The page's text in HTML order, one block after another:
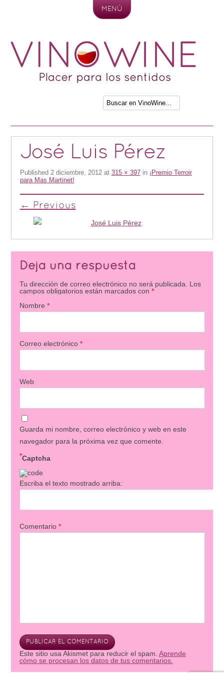
MENÚ
José Luis Pérez
Published 2 diciembre, 2012at 315 × 397in ¡Premio Terroir
para Mas Martinet!
← Previous
Deja una respuesta
Tu dirección de correo electrónico no será publicada. Los
campos obligatorios están marcados con *
Nombre *
Correo electrónico *
Web
Guarda mi nombre, correo electrónico y web en este
navegador para la próxima vez que comente.
Captcha
*
Escriba el texto mostrado arriba:
Comentario *
Este sitio usa Akismet para reducir el spam. Aprende
cómo se procesan los datos de tus comentarios.